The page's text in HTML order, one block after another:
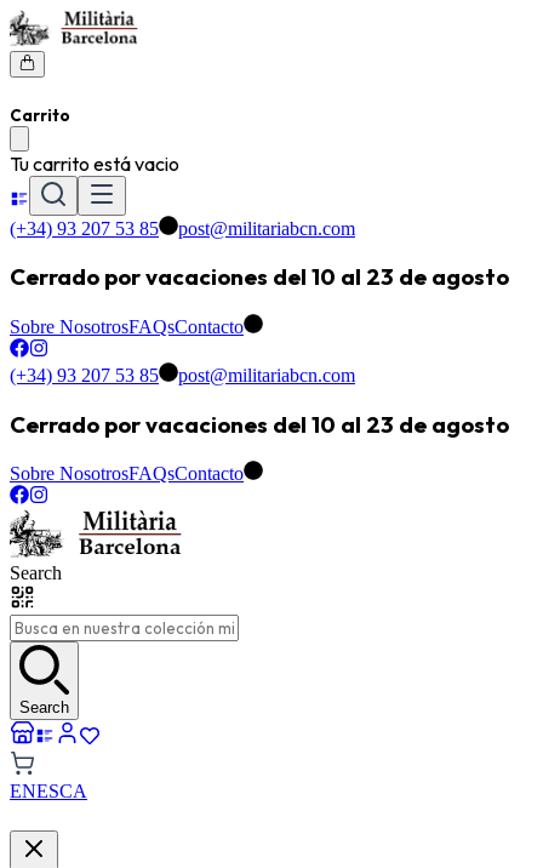
Carrito
Tu carrito está vacio
(+34) 93 207 53 85 post@militariabcn.com
Cerrado por vacaciones del 10 al 23 de agosto
Sobre NosotrosFAQsContacto
(+34) 93 207 53 85 post@militariabcn.com
Cerrado por vacaciones del 10 al 23 de agosto
Sobre NosotrosFAQsContacto
Search
Search
ENESCA